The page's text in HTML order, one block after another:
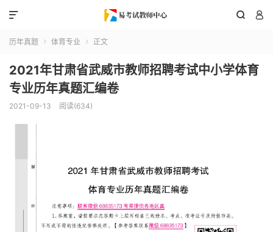
 

历年真题  体育专业  正文
2021年甘肃省武威市教师招聘考试中小学体育
专业历年真题汇编卷
2021-09-13 阅读(634)